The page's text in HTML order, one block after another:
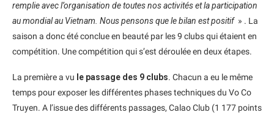
remplie avec l’organisation de toutes nos activités et la participation
au mondial au Vietnam. Nous pensons que le bilan est positif» . La
saison a donc été conclue en beauté par les 9 clubs qui étaient en
compétition. Une compétition qui s’est déroulée en deux étapes.
La première a vu le passage des 9 clubs. Chacun a eu le même
temps pour exposer les différentes phases techniques du Vo Co
Truyen. A l’issue des différents passages, Calao Club (1 177 points